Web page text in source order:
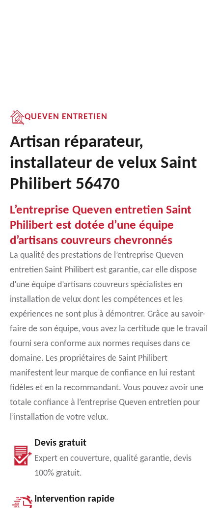
QUEVEN ENTRETIEN
Artisan réparateur,
installateur de velux Saint
Philibert 56470
L’entreprise Queven entretien Saint
Philibert est dotée d’une équipe
d’artisans couvreurs chevronnés
La qualité des prestations de l’entreprise Queven
entretien Saint Philibert est garantie, car elle dispose
d’une équipe d’artisans couvreurs spécialistes en
installation de velux dont les compétences et les
expériences ne sont plus à démontrer. Grâce au savoir-
faire de son équipe, vous avez la certitude que le travail
fourni sera conforme aux normes requises dans ce
domaine. Les propriétaires de Saint Philibert
manifestent leur marque de confiance en lui restant
fidèles et en la recommandant. Vous pouvez avoir une
totale confiance à l’entreprise Queven entretien pour
l’installation de votre velux.
Devis gratuit
Expert en couverture, qualité garantie, devis
100% gratuit.
Intervention rapide